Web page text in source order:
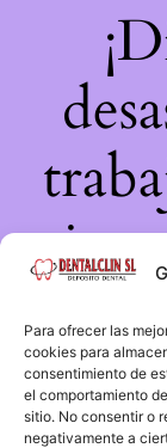
Para ofrecer las
cookies para
consentimiento de
el comportamiento
sitio. No consentir o
negativamente a